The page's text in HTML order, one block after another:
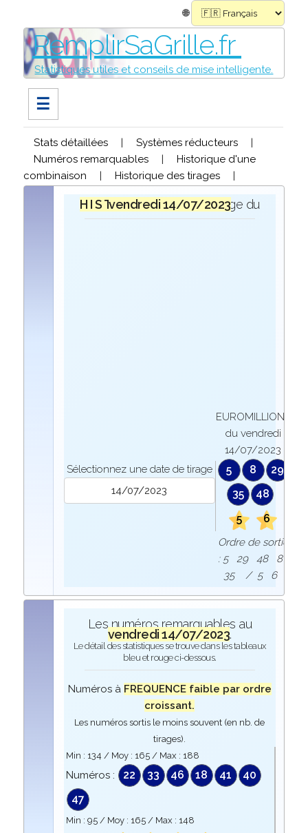
🌐
RemplirSaGrille.fr
Statistiques utiles et conseils de mise intelligente.
☰
Stats détaillées | Systèmes réducteurs
|
Numéros remarquables
|
Historique d'une
combinaison
| Historique des tirages |
H I S T O R I Q U Elors du tirage du
vendredi 14/07/2023
Sélectionnez une date de tirage
EUROMILLIONS
du vendredi
14/07/2023
5 8
29
35
48
5
6
Ordre de sortie
: 5 29 48 8
35 / 5 6
Les numéros remarquables au
vendredi 14/07/2023.
Le détail des statistiques se trouve dans les tableaux
bleu et rouge ci-dessous.
Numéros à FREQUENCE faible par ordre
croissant.
Les numéros sortis le moins souvent (en nb. de
tirages).
Min : 134 / Moy : 165/ Max : 188
Numéros : 22 33 46 18 41
40
47
Min : 95/ Moy : 165/ Max : 148